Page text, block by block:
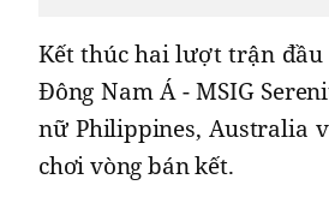
Kết thúc hai lượt trận đầu
Đông Nam Á - MSIG
nữ Philippines, Australia
chơi vòng bán kết.